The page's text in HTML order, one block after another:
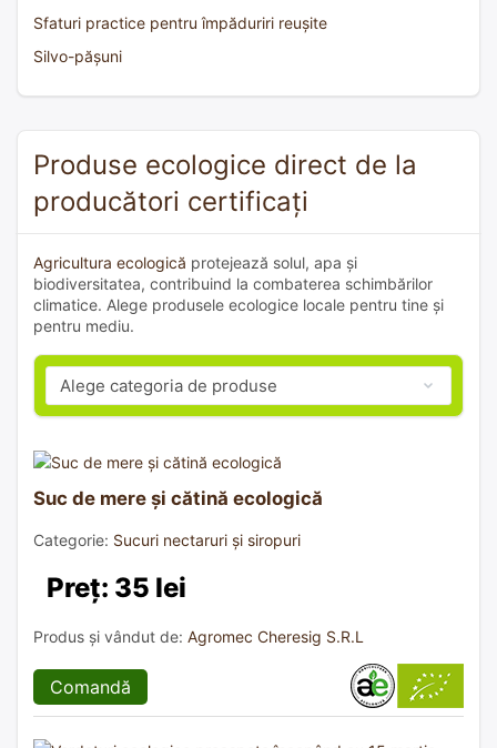
Sfaturi practice pentru împăduriri reușite
Silvo-pășuni
Produse ecologice direct de la
producători certificați
Agricultura ecologică protejează solul, apa și
biodiversitatea, contribuind la combaterea schimbărilor
climatice. Alege produsele ecologice locale pentru tine și
pentru mediu.
Suc de mere și cătină ecologică
Categorie: Sucuri nectaruri și siropuri
Preț: 35 lei
Produs și vândut de: Agromec Cheresig S.R.L
Comandă